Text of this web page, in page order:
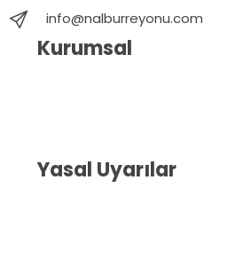
info@nalburreyonu.com
Kurumsal
Yasal Uyarılar